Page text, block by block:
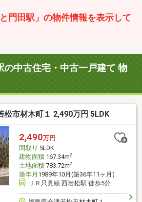
門田駅」の物件情報を表示して
の中古住宅・中古一戸建て 物
松市材木町１ 2,490万円 5LDK
2,490万円
間取り 5LDK
建物面積167.34m2
土地面積783.72m2
築年月 1989年10月(築36年11ヶ月)
ＪＲ只見線 西若松駅 徒歩5分